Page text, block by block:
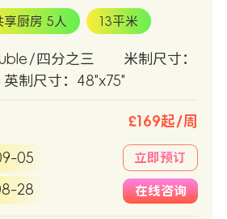
享厨房 5人 13平米
四分之三
米制尺寸：
英制尺寸：48"x75"
£169起/周
05
28
立即预订
在线咨询